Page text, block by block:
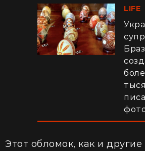
LIFE
Этот обломок, как и другие